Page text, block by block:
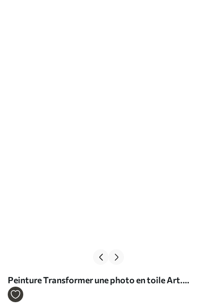
Peinture Transformer une photo en toile Art.
s33207